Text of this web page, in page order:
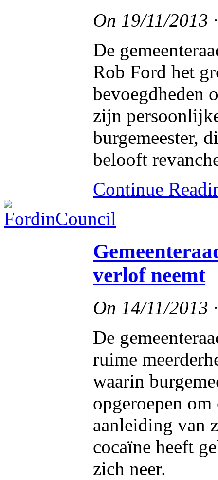
On 19/11/2013
De
Rob Ford het
bevoegdheden
zijn
burgemeester,
belooft
Continue
verlof neemt
On 14/11/2013
De
ruime
waarin
opgeroepen
aanleiding van
cocaïne heeft
zich neer.